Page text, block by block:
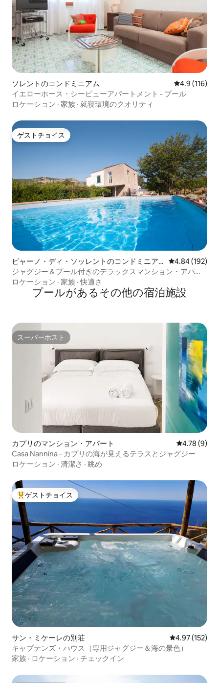
ソレントのコンドミニアム レビュー116
4.9 (116)
イエローホース・シービューアパートメント - プール
ロケーション · 家族 · 就寝環境のクオリティ
ゲストチョイス
ゲストチョイス
ピャーノ・ディ・ソッレントのコンドミニア
ム
レビュー192
4.84 (192)
ジャグジー＆プール付きのデラックスマンション・アパー
ト、ソレントから2km
ロケーション · 家族 ·快適さ
プールがあるその他の宿泊施設
スーパーホスト
スーパーホスト
カプリのマンション・アパート レビュー9
4.78 (9)
Casa Nannina - カプリの海が見えるテラスとジャグジー
ロケーション · 清潔さ · 眺め
大好評のゲストチョイスです。
ゲストチョイス
サン・ミケーレの別荘 レビュー152
4.97 (152)
キャプテンズ・ハウス（専用ジャグジー＆海の景色）
家族 · ロケーション · チェックイン